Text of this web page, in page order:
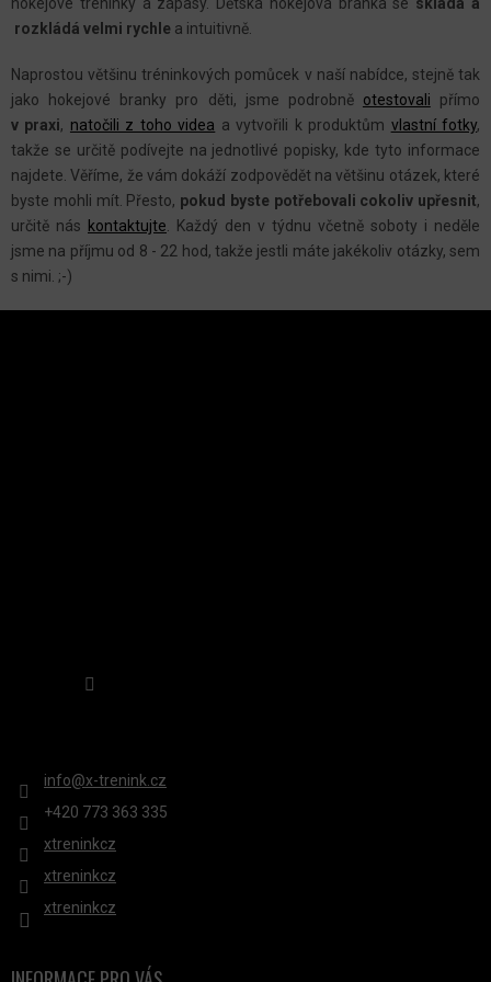
Í
P
R
V
K
Y
V
Ý
P
S
rozkládá velmi rychle a intuitivně.
Naprostou většinu tréninkových pomůcek v naší nabídce, stejně tak
jako hokejové branky pro děti, jsme podrobně otestovali přímo
v praxi, natočili z toho videa a vytvořili k produktům vlastní fotky,
takže se určitě podívejte na jednotlivé popisky, kde tyto informace
najdete. Věříme, že vám dokáží zodpovědět na většinu otázek, které
byste mohli mít. Přesto, pokud byste potřebovali cokoliv upřesnit,
určitě nás kontaktujte . Každý den v týdnu včetně soboty i neděle
jsme na příjmu od 8 - 22 hod, takže jestli máte jakékoliv otázky, sem
s nimi. ;-)
Z
info@x-trenink.cz
+420 ‭773 363 335
xtreninkcz
xtreninkcz
xtreninkcz